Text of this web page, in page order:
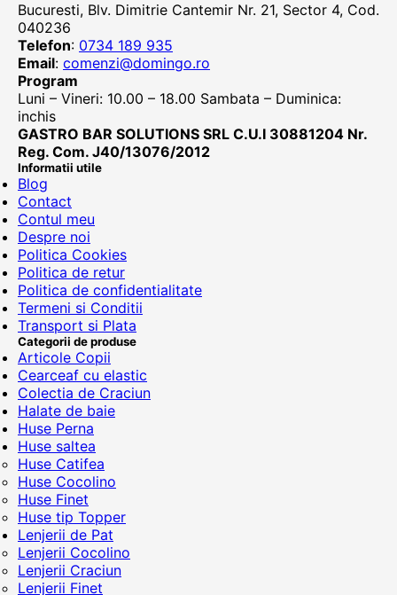
Bucuresti, Blv. Dimitrie Cantemir Nr. 21, Sector 4, Cod.
040236
Telefon: 0734 189 935
Email: comenzi@domingo.ro
Program
Luni – Vineri: 10.00 – 18.00 Sambata – Duminica:
inchis
GASTRO BAR SOLUTIONS SRL C.U.I 30881204 Nr.
Reg. Com. J40/13076/2012
Informatii utile
Blog
Contact
Contul meu
Despre noi
Politica Cookies
Politica de retur
Politica de confidentialitate
Termeni si Conditii
Transport si Plata
Categorii de produse
Articole Copii
Cearceaf cu elastic
Colectia de Craciun
Halate de baie
Huse Perna
Huse saltea
Huse Catifea
Huse Cocolino
Huse Finet
Huse tip Topper
Lenjerii de Pat
Lenjerii Cocolino
Lenjerii Craciun
Lenjerii Finet